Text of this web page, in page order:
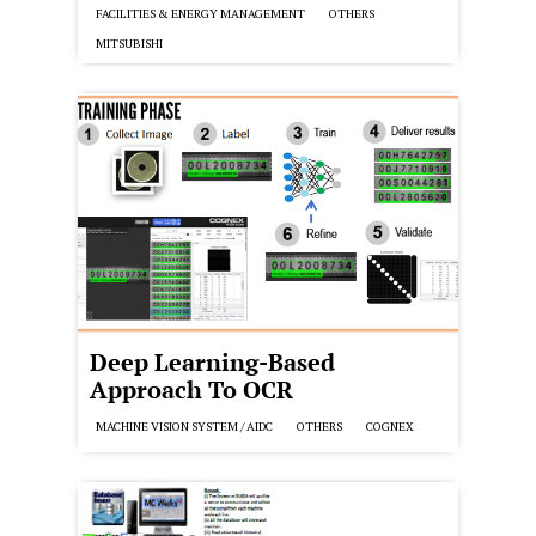
FACILITIES & ENERGY MANAGEMENT
OTHERS
MITSUBISHI
Deep Learning-Based
Approach To OCR
MACHINE VISION SYSTEM / AIDC OTHERS COGNEX